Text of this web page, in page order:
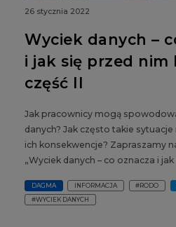
26 stycznia 2022
Wyciek danych –
i jak się przed nim
część II
Jak pracownicy mogą
danych? Jak często takie
ich konsekwencje? Zapraszamy
„Wyciek danych – co oznacza i
DAGMA INFORMACJA #RODO
#WYCIEK DANYCH